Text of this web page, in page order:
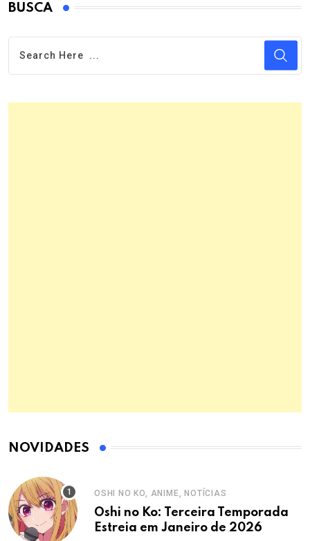
BUSCA
NOVIDADES
OSHI NO KO, ANIME, NOTÍCIAS
Oshi no Ko: Terceira Temporada
Estreia em Janeiro de 2026